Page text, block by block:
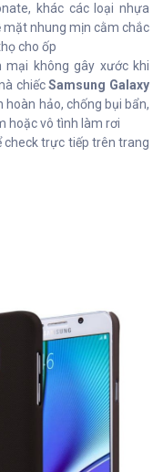
khác các loại nhựa
nhung mịn cằm chắc
cho ốp
không gây xước khi
chiếcSamsung Galaxy
hoàn hảo, chống bụi bẩn,
hoặc vô tình làm rơi
check trực tiếp trên trang